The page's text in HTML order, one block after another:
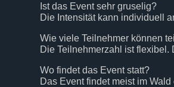
Ist das Event sehr gruselig?
Die Intensität kann individuell
Wie viele Teilnehmer können
Die Teilnehmerzahl ist flexibel.
Wo findet das Event statt?
Das Event findet meist im